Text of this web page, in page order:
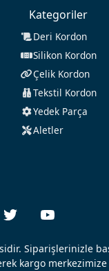
Kategoriler
Deri Kordon
Silikon Kordon
Çelik Kordon
Tekstil Kordon
Yedek Parça
Aletler
Siparişlerinizle
kargo merkezimize